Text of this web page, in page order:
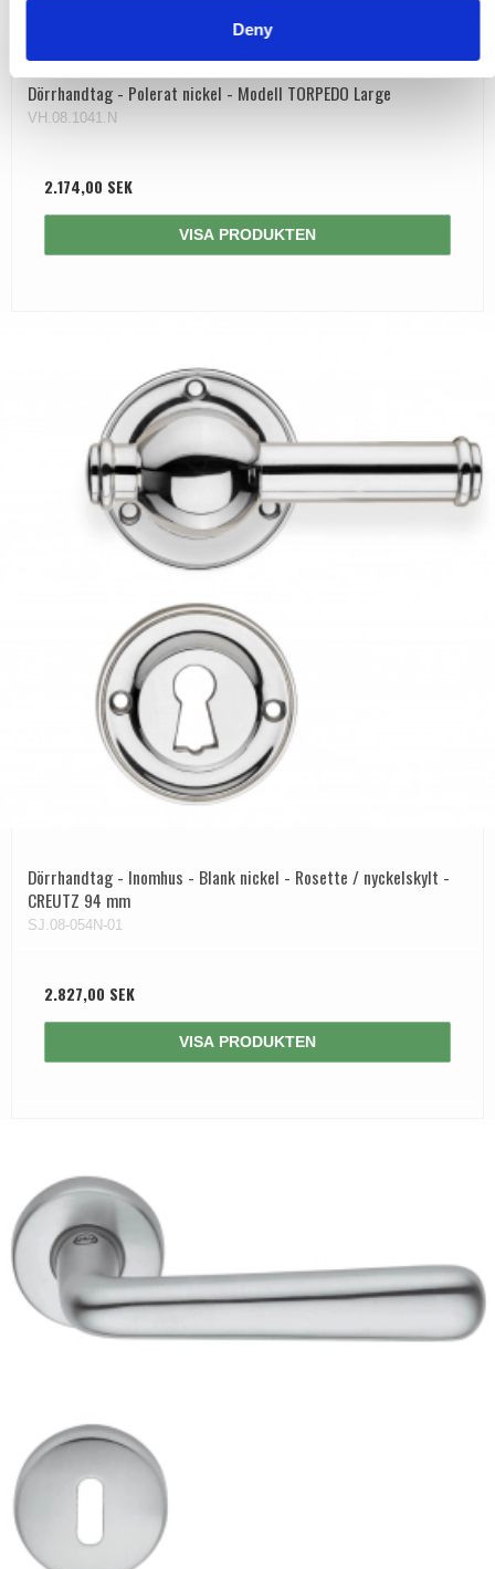
Deny
Dörrhandtag - Polerat nickel - Modell TORPEDO Large
VH.08.1041.N
2.174,00 SEK
VISA PRODUKTEN
Dörrhandtag - Inomhus - Blank nickel - Rosette / nyckelskylt -
CREUTZ 94 mm
SJ.08-054N-01
2.827,00 SEK
VISA PRODUKTEN